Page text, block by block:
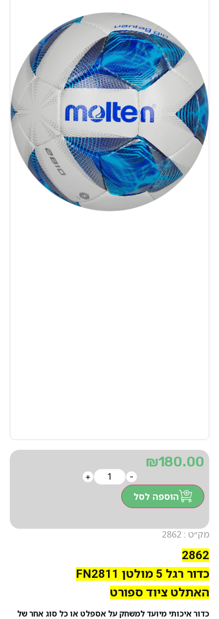
מק״ט : 2862
2862
כדור רגל 5 מולטן FN2811
האתלט ציוד ספורט
כדור איכותי מיועד למשחק על אספלט או כל סוג אחר של
₪180.00
-
+
הוספה לסל